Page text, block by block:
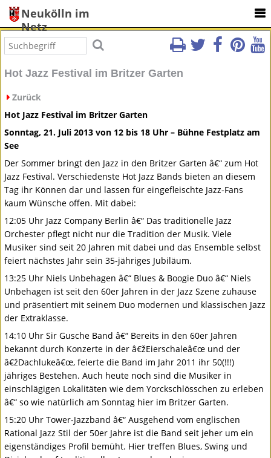
Neukölln im
Netz
Hot Jazz Festival im Britzer Garten
Zurück
Hot Jazz Festival im Britzer Garten
Sonntag, 21. Juli 2013 von 12 bis 18 Uhr – Bühne Festplatz am
See
Der Sommer bringt den Jazz in den Britzer Garten â€“ zum Hot
Jazz Festival. Verschiedenste Hot Jazz Bands bieten an diesem
Tag ihr Können dar und lassen für eingefleischte Jazz-Fans
kaum Wünsche offen. Mit dabei:
12:05 Uhr Jazz Company Berlin â€“ Das traditionelle Jazz
Orchester pflegt nicht nur die Tradition der Musik. Viele
Musiker sind seit 20 Jahren mit dabei und das Ensemble selbst
feiert nächstes Jahr sein 35-jähriges Jubiläum.
13:25 Uhr Niels Unbehagen â€“ Blues & Boogie Duo â€“ Niels
Unbehagen ist seit den 60er Jahren in der Jazz Szene zuhause
und präsentiert mit seinem Duo modernen und klassischen Jazz
der Extraklasse.
14:10 Uhr Sir Gusche Band â€“ Bereits in den 60er Jahren
bekannt durch Konzerte in der â€žEierschaleâ€œ und der
â€žDachlukeâ€œ, feierte die Band im Jahr 2011 ihr 50(!!!)
jähriges Bestehen. Auch heute noch sind die Musiker in
einschlägigen Lokalitäten wie dem Yorckschlösschen zu erleben
â€“ so wie natürlich am Sonntag hier im Britzer Garten.
15:20 Uhr Tower-Jazzband â€“ Ausgehend vom englischen
Rational Jazz Stil der 50er Jahre ist die Band seit jeher um ein
eigenständiges Profil bemüht. Hier treffen Blues, Swing und